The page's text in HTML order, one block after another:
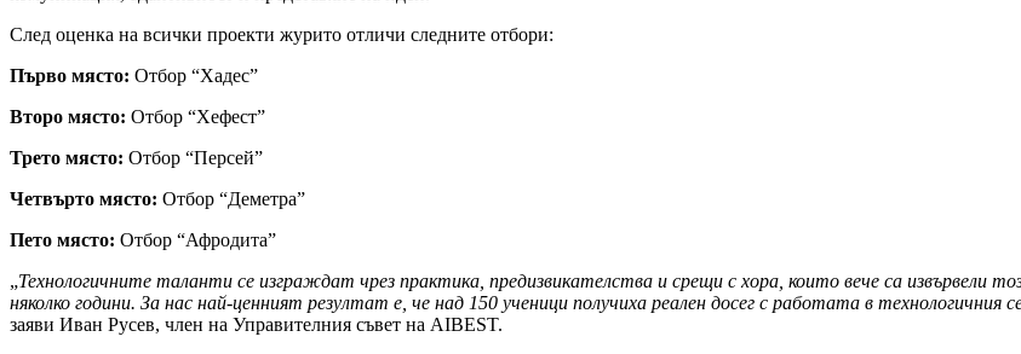
След оценка на всички проекти журито отличи следните отбори:
Първо място: Отбор “Хадес”
Второ място: Отбор “Хефест”
Трето място: Отбор “Персей”
Четвърто място: Отбор “Деметра”
Пето място: Отбор “Афродита”
„Технологичните таланти се изграждат чрез практика, предизвикателства и срещи с хора, които вече са извървели
няколко години. За нас най-ценният резултат е, че над 150 ученици получиха реален досег с работата в
заяви Иван Русев, член на Управителния съвет на AIBEST.